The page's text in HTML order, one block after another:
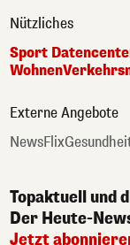
Nützliches
Sport
Wohnen
Externe Angebote
NewsFlix
Topaktuell und
Der Heute-
Jetzt